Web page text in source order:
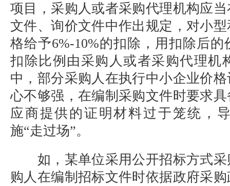
项目，采购人或者采购代理机构应
文件、询价文件中作出规定，对小
格给予6%-10%的扣除，用扣除后的
扣除比例由采购人或者采购代理机
中，部分采购人在执行中小企业价
心不够强，在编制采购文件时要求
应商提供的证明材料过于笼统，
施“走过场”。
如，某单位采用公开招标方式
购人在编制招标文件时依据政府采